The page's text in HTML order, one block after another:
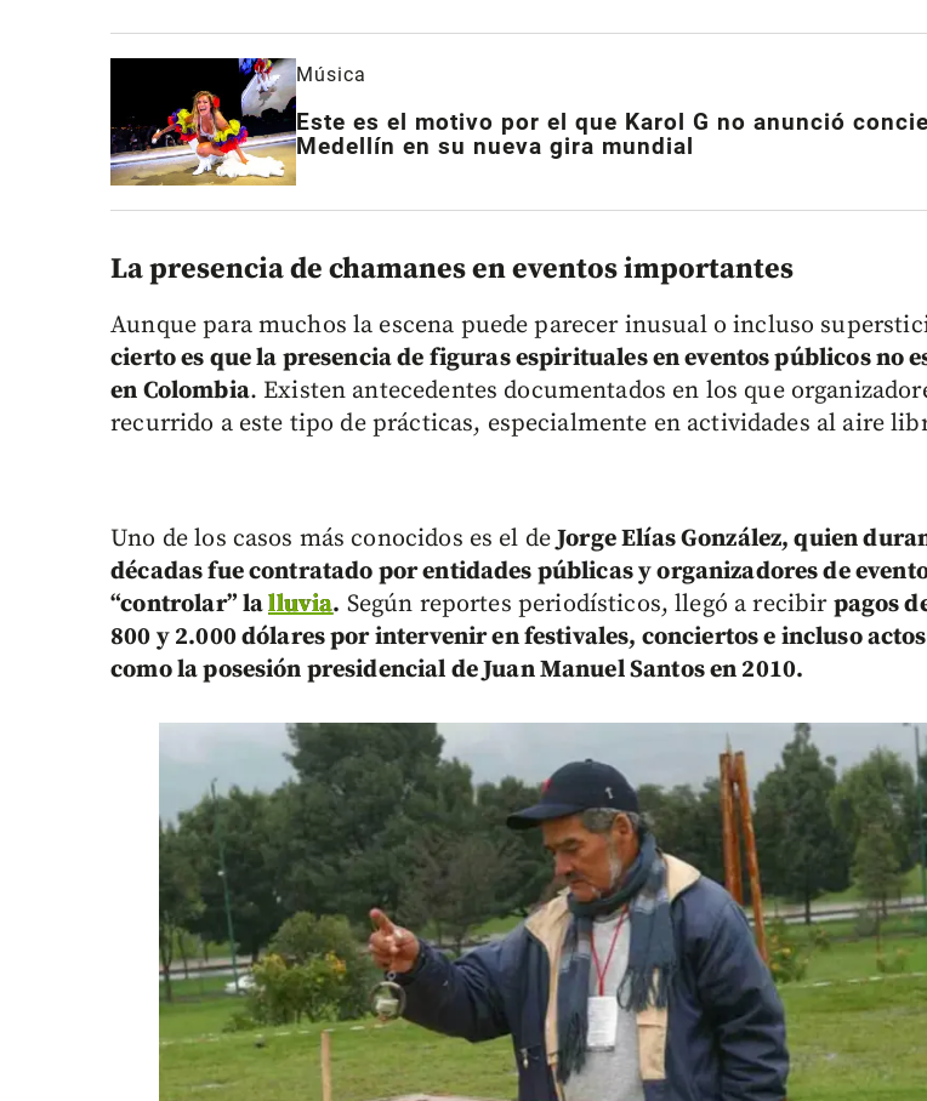
Música
Este es el motivo por el que Karol G no anunció
Medellín en su nueva gira mundial
La presencia de chamanes en eventos importantes
Aunque para muchos la escena puede parecer inusual o incluso
cierto es que la presencia de figuras espirituales en eventos públicos no
en Colombia. Existen antecedentes documentados en los que
recurrido a este tipo de prácticas, especialmente en actividades al aire
Uno de los casos más conocidos es el deJorge Elías González, quien
décadas fue contratado por entidades públicas y organizadores de
“controlar” lalluvia. Según reportes periodísticos, llegó a recibir pagos
800 y 2.000 dólares por intervenir en festivales, conciertos e incluso
como la posesión presidencial de Juan Manuel Santos en 2010.